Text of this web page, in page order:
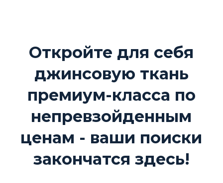
Откройте для себя
джинсовую ткань
премиум-класса по
непревзойденным
ценам - ваши поиски
закончатся здесь!